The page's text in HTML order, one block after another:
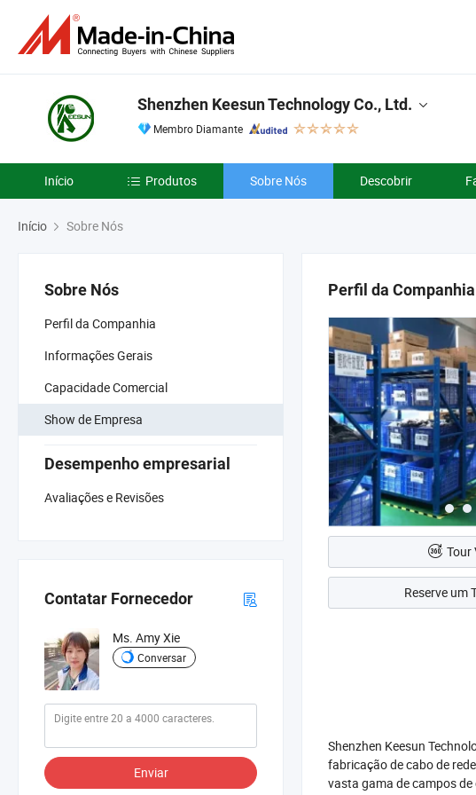
Shenzhen Keesun Technology Co., Ltd.
Membro Diamante
Início Produtos Sobre Nós Descobrir
Início Sobre Nós
Sobre Nós
Perfil da Companhia
Informações Gerais
Capacidade Comercial
Show de Empresa
Desempenho empresarial
Avaliações e Revisões
Contatar Fornecedor
Ms. Amy Xie
Conversar
Enviar
Perfil da Companhia
Tour
Reserve um
Shenzhen Keesun
fabricação de cabo de
vasta gama de campos